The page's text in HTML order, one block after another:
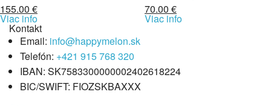
155.00 €
Viac info
70.00 €
Viac info
Kontakt
Email: info@happymelon.sk
Telefón: +421 915 768 320
IBAN: SK7583300000002402618224
BIC/SWIFT: FIOZSKBAXXX